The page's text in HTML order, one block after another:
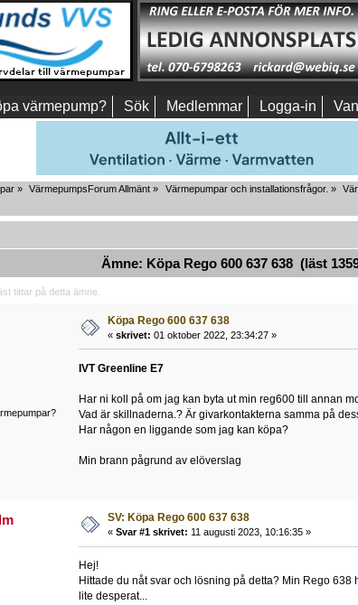
värmepump? Sök Medlemmar Logga-in
» VärmepumpsForum Allmänt » Värmepumpar och installationsfrågor. »
Ämne: Köpa Rego 600 637 638 (läst
tittar på detta ämne.
Köpa Rego 600 637 638
« skrivet: 01 oktober 2022, 23:34:27 »
IVT Greenline E7
Har ni koll på om jag kan byta ut min reg600 till annan
Vad är skillnaderna.? Är givarkontakterna samma på
Har någon en liggande som jag kan köpa?
Min brann pågrund av elöverslag
SV: Köpa Rego 600 637 638
« Svar #1 skrivet: 11 augusti 2023, 10:16:35 »
Hej!
Hittade du nåt svar och lösning på detta? Min Rego
lite desperat...